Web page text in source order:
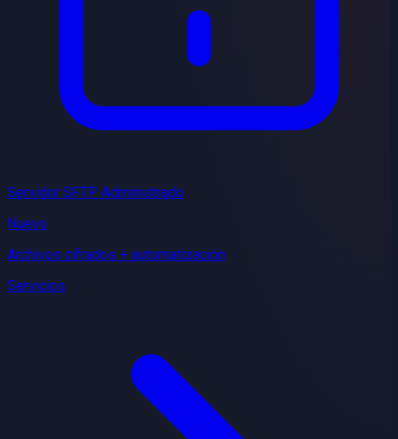
Servidor SFTP Administrado
Nuevo
Archivos cifrados + automatización
Servicios